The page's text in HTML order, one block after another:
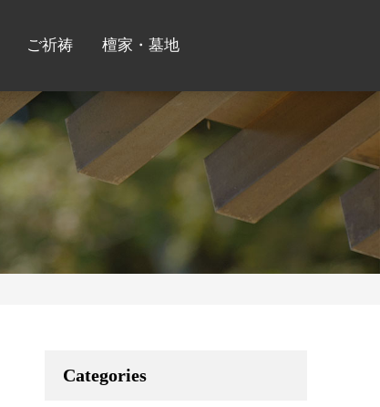
ご祈祷 檀家・墓地
Categories